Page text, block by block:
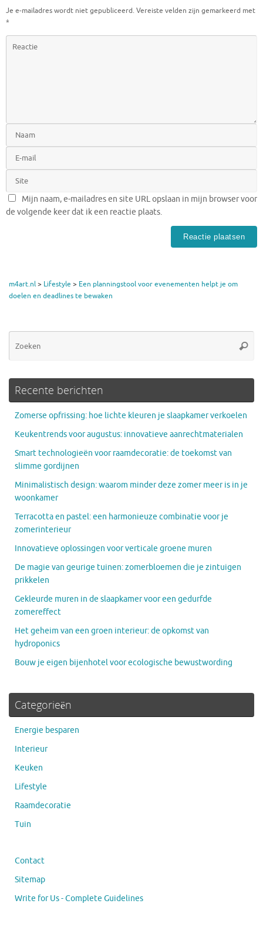
Je e-mailadres wordt niet gepubliceerd. Vereiste velden zijn gemarkeerd met
*
Mijn naam, e-mailadres en site URL opslaan in mijn browser voor
de volgende keer dat ik een reactie plaats.
m4art.nl> Lifestyle > Een planningstool voor evenementen helpt je om
doelen en deadlines te bewaken
Recente berichten
Zomerse opfrissing: hoe lichte kleuren je slaapkamer verkoelen
Keukentrends voor augustus: innovatieve aanrechtmaterialen
Smart technologieën voor raamdecoratie: de toekomst van
slimme gordijnen
Minimalistisch design: waarom minder deze zomer meer is in je
woonkamer
Terracotta en pastel: een harmonieuze combinatie voor je
zomerinterieur
Innovatieve oplossingen voor verticale groene muren
De magie van geurige tuinen: zomerbloemen die je zintuigen
prikkelen
Gekleurde muren in de slaapkamer voor een gedurfde
zomereffect
Het geheim van een groen interieur: de opkomst van
hydroponics
Bouw je eigen bijenhotel voor ecologische bewustwording
Categorieën
Energie besparen
Interieur
Keuken
Lifestyle
Raamdecoratie
Tuin
Contact
Sitemap
Write for Us - Complete Guidelines